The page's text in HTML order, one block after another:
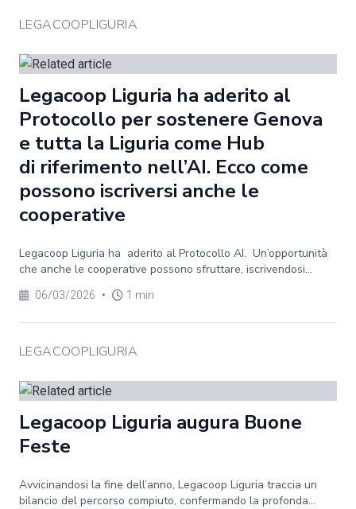
LEGACOOPLIGURIA
Legacoop Liguria ha aderito al
Protocollo per sostenere Genova
e tutta la Liguria come Hub
di riferimento nell’AI. Ecco come
possono iscriversi anche le
cooperative
Legacoop Liguria ha aderito al Protocollo AI. Un’opportunità
che anche le cooperative possono sfruttare, iscrivendosi...
06/03/2026 • 1 min
LEGACOOPLIGURIA
Legacoop Liguria augura Buone
Feste
Avvicinandosi la fine dell’anno, Legacoop Liguria traccia un
bilancio del percorso compiuto, confermando la profonda...